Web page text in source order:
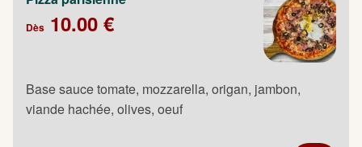
Dès 10.00 €
Base sauce tomate, mozzarella, origan, jambon,
viande hachée, olives, oeuf